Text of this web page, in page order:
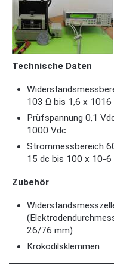
Technische Daten
103 Ω bis 1,6 x 1016
Prüfspannung 0,1
1000 Vdc
Strommessbereich
15 dc bis 100 x 10-6
Zubehör
26/76 mm)
Krokodilsklemmen